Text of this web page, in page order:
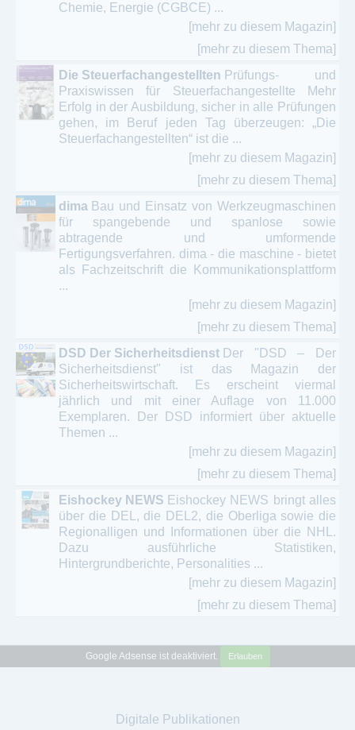
Chemie, Energie (CGBCE) ...
[mehr zu diesem Magazin]
[mehr zu diesem Thema]
Die Steuerfachangestellten Prüfungs- und
Praxiswissen für Steuerfachangestellte Mehr
Erfolg in der Ausbildung, sicher in alle Prüfungen
gehen, im Beruf jeden Tag überzeugen: „Die
Steuerfachangestellten“ ist die ...
[mehr zu diesem Magazin]
[mehr zu diesem Thema]
dima Bau und Einsatz von Werkzeugmaschinen
für spangebende und spanlose sowie
abtragende und umformende
Fertigungsverfahren. dima - die maschine - bietet
als Fachzeitschrift die Kommunikationsplattform
...
[mehr zu diesem Magazin]
[mehr zu diesem Thema]
DSD Der Sicherheitsdienst Der "DSD – Der
Sicherheitsdienst" ist das Magazin der
Sicherheitswirtschaft. Es erscheint viermal
jährlich und mit einer Auflage von 11.000
Exemplaren. Der DSD informiert über aktuelle
Themen ...
[mehr zu diesem Magazin]
[mehr zu diesem Thema]
Eishockey NEWS Eishockey NEWS bringt alles
über die DEL, die DEL2, die Oberliga sowie die
Regionalligen und Informationen über die NHL.
Dazu ausführliche Statistiken,
Hintergrundberichte, Personalities ...
[mehr zu diesem Magazin]
[mehr zu diesem Thema]
Google Adsense ist deaktiviert. Erlauben
Digitale Publikationen